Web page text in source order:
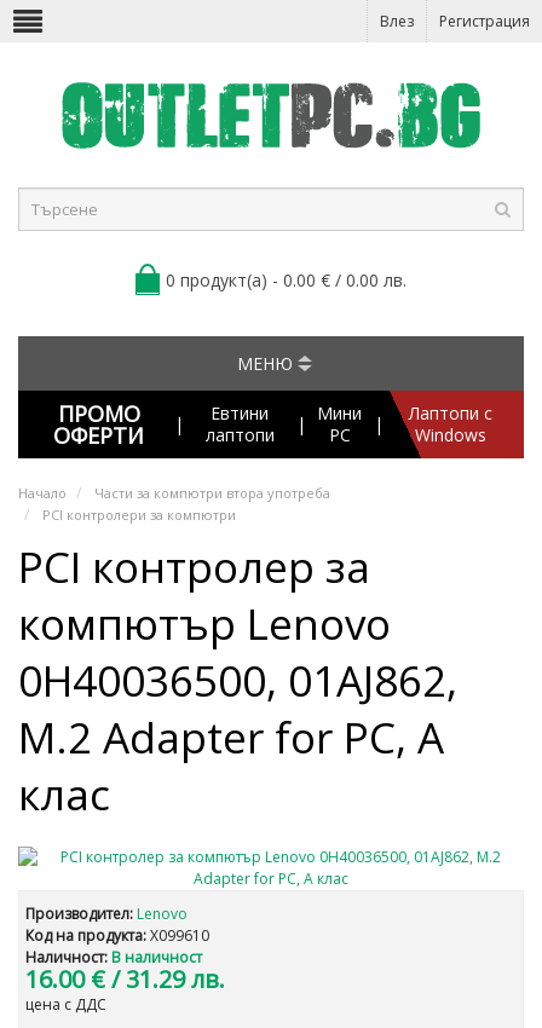
Влез Регистрация
0 продукт(а) - 0.00 € / 0.00 лв.
МЕНЮ
ПРОМО
ОФЕРТИ |
Евтини
лаптопи
|
Мини
PC
|
Лаптопи с
Windows
Начало
Части за компютри втора употреба
PCI контролери за компютри
PCI контролер за
компютър Lenovo
0H40036500, 01AJ862,
M.2 Adapter for PC, А
клас
Производител: Lenovo
Код на продукта:X099610
Наличност: В наличност
16.00 €/ 31.29 лв.
цена с ДДС